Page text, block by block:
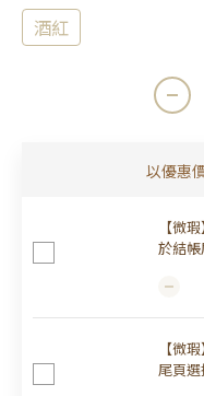
酒紅
以優惠
【微
於結
【微
尾頁選